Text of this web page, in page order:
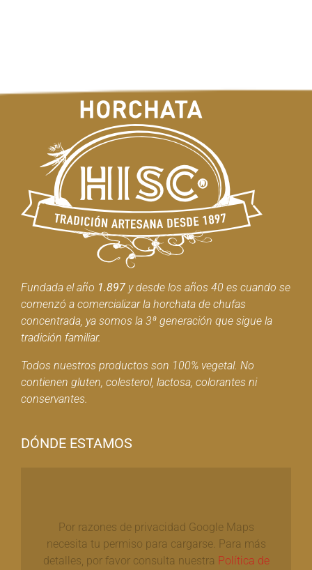
Fundada el año 1.897y desde los años 40 es cuando se
comenzó a comercializar la horchata de chufas
concentrada, ya somos la 3ª generación que sigue la
tradición familiar.
Todos nuestros productos son 100% vegetal. No
contienen gluten, colesterol, lactosa, colorantes ni
conservantes.
DÓNDE ESTAMOS
Por razones de privacidad Google Maps
necesita tu permiso para cargarse. Para más
detalles, por favor consulta nuestra Política de